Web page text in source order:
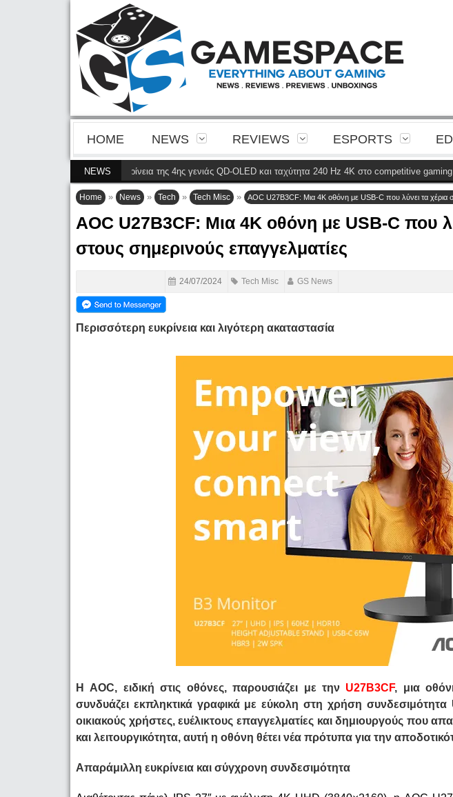
HOME NEWS REVIEWS ESPORTS
NEWS
φέρνει την ευκρίνεια της 4ης γενιάς QD-OLED και ταχύτητα 240 Hz 4K στο competitive gaming (28
Home » News » Tech » Tech Misc » AOC U27B3CF: Μια 4K οθόνη με USB-C που λύνει τα χέρια
AOC U27B3CF: Μια 4K οθόνη με USB-C που
στους σημερινούς επαγγελματίες
24/07/2024 Tech Misc GS News
Περισσότερη ευκρίνεια και λιγότερη ακαταστασία
Η AOC, ειδική στις οθόνες, παρουσιάζει με την U27B3CF, μια
συνδυάζει εκπληκτικά γραφικά με εύκολη στη χρήση συνδεσιμότητα
οικιακούς χρήστες, ευέλικτους επαγγελματίες και δημιουργούς που
και λειτουργικότητα, αυτή η οθόνη θέτει νέα πρότυπα για την
Απαράμιλλη ευκρίνεια και σύγχρονη συνδεσιμότητα